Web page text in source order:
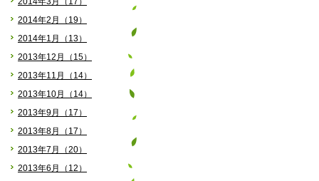
2014年2月（19）
2014年1月（13）
2013年12月（15）
2013年11月（14）
2013年10月（14）
2013年9月（17）
2013年8月（17）
2013年7月（20）
2013年6月（12）